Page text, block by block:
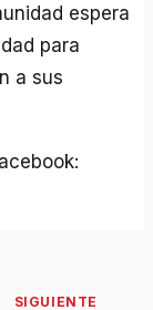
espera
para
a sus